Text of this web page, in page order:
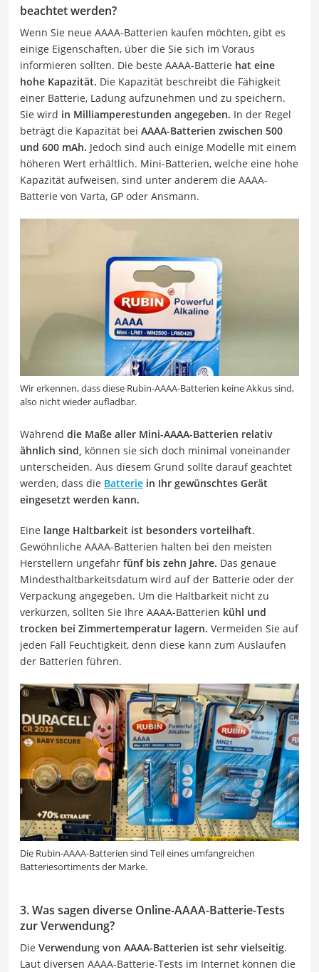
beachtet werden?
Wenn Sie neue AAAA-Batterien kaufen möchten, gibt es
einige Eigenschaften, über die Sie sich im Voraus
informieren sollten. Die beste AAAA-Batterie hat eine
hohe Kapazität. Die Kapazität beschreibt die Fähigkeit
einer Batterie, Ladung aufzunehmen und zu speichern.
Sie wird in Milliamperestunden angegeben. In der Regel
beträgt die Kapazität bei AAAA-Batterien zwischen 500
und 600 mAh. Jedoch sind auch einige Modelle mit einem
höheren Wert erhältlich. Mini-Batterien, welche eine hohe
Kapazität aufweisen, sind unter anderem die AAAA-
Batterie von Varta, GP oder Ansmann.
Wir erkennen, dass diese Rubin-AAAA-Batterien keine Akkus sind,
also nicht wieder aufladbar.
Während die Maße aller Mini-AAAA-Batterien relativ
ähnlich sind, können sie sich doch minimal voneinander
unterscheiden. Aus diesem Grund sollte darauf geachtet
werden, dass die Batterie in Ihr gewünschtes Gerät
eingesetzt werden kann.
Eine lange Haltbarkeit ist besonders vorteilhaft.
Gewöhnliche AAAA-Batterien halten bei den meisten
Herstellern ungefähr fünf bis zehn Jahre. Das genaue
Mindesthaltbarkeitsdatum wird auf der Batterie oder der
Verpackung angegeben. Um die Haltbarkeit nicht zu
verkürzen, sollten Sie Ihre AAAA-Batterien kühl und
trocken bei Zimmertemperatur lagern. Vermeiden Sie auf
jeden Fall Feuchtigkeit, denn diese kann zum Auslaufen
der Batterien führen.
Die Rubin-AAAA-Batterien sind Teil eines umfangreichen
Batteriesortiments der Marke.
3. Was sagen diverse Online-AAAA-Batterie-Tests
zur Verwendung?
Die Verwendung von AAAA-Batterien ist sehr vielseitig.
Laut diversen AAAA-Batterie-Tests im Internet können die